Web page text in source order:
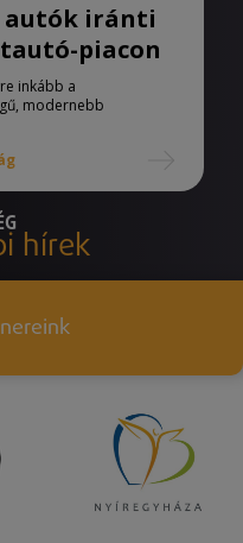
autók iránti
piacon
inkább a
modernebb
hírek